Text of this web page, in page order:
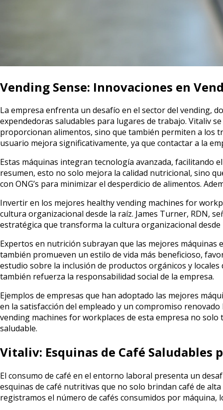
Vending Sense: Innovaciones en
La empresa enfrenta un desafío en el sector del vending,
expendedoras saludables para lugares de trabajo. Vitaliv
proporcionan alimentos, sino que también permiten a los
usuario mejora significativamente, ya que contactar a la
Estas máquinas integran tecnología avanzada, facilitando
resumen, esto no solo mejora la calidad nutricional, sino
con ONG’s para minimizar el desperdicio de alimentos.
Invertir en los mejores healthy vending machines for
cultura organizacional desde la raíz. James Turner, RDN,
estratégica que transforma la cultura organizacional
Expertos en nutrición subrayan que las mejores
también promueven un estilo de vida más beneficioso,
estudio sobre la inclusión de productos orgánicos y
también refuerza la responsabilidad social de la empresa.
Ejemplos de empresas que han adoptado las mejores
en la satisfacción del empleado y un compromiso
vending machines for workplaces de esta empresa no
saludable.
Vitaliv: Esquinas de Café Saludables
El consumo de café en el entorno laboral presenta un
esquinas de café nutritivas que no solo brindan café de
registramos el número de cafés consumidos por